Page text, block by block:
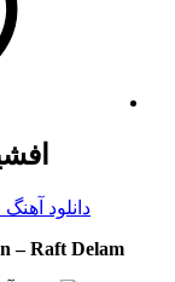
دانلود
– Raft Delam